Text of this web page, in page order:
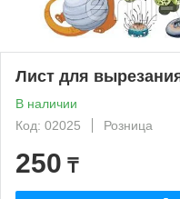
Лист для
В наличии
Код: 02025
Розница
250 ₸